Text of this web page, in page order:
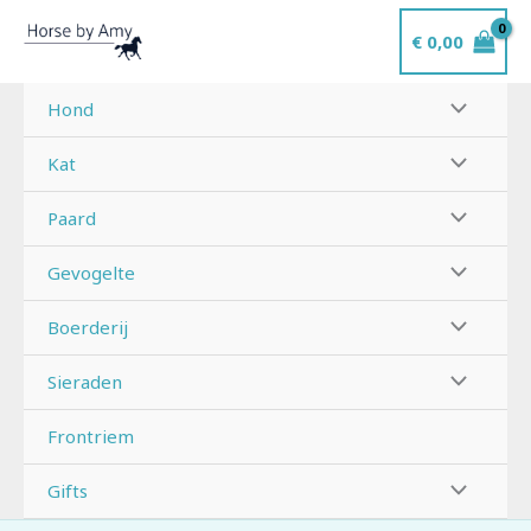
naar
inhoud
€0,00
Hond
Kat
Paard
Gevogelte
Boerderij
Sieraden
Frontriem
Gifts